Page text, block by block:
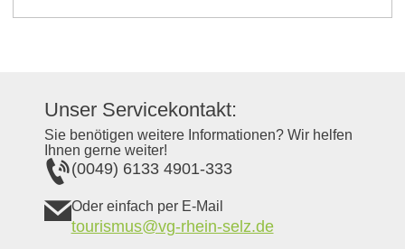
Unser Servicekontakt:
Sie benötigen weitere Informationen? Wir helfen
Ihnen gerne weiter!
(0049) 6133 4901-333
Oder einfach per E-Mail
tourismus@vg-rhein-selz.de